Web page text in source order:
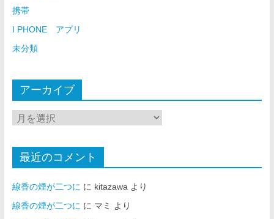
携帯
I PHONE アプリ
未分類
アーカイブ
最近のコメント
線香の煙が二つに に kitazawaより
線香の煙が二つに に マミ より